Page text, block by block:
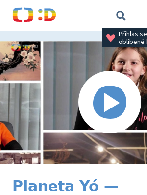
Přihlas
oblíbené
Planeta Yó —